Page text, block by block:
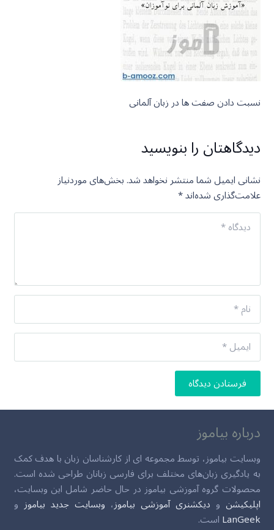
نسبت دادن صفت ها در زبان آلمانی
دیدگاهتان را بنویسید
نشانی ایمیل شما منتشر نخواهد شد.بخش‌های موردنیاز
علامت‌گذاری شده‌اند*
فرستادن دیدگاه
درباره بیاموز
وبسایت بیاموز، توسط مجموعه ای از کارشناسان زبان با هدف کمک
به یادگیری زبان‌های مختلف برای فارسی زبانان طراحی شده است.
محصولات گروه آموزشی بیاموز در حال حاضر شامل این وبسایت،
اپلیکیشن و دیکشنری آموزشی بیاموز، وبسایت جدید بیاموز و
LanGeekاست.